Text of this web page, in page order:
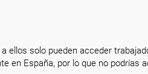
ellos solo pueden acceder
en España, por lo que no podrías